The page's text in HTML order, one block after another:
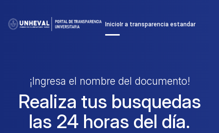
Inicio Ir a transparencia estandar
¡Ingresa el nombre del documento!
Realiza tus busquedas
las 24 horas del día.